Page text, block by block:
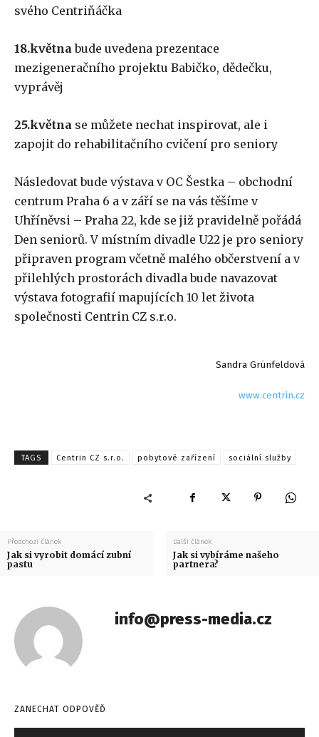
svého Centriňáčka
18.květnabude uvedena prezentace
mezigeneračního projektu Babičko, dědečku,
vyprávěj
25.května se můžete nechat inspirovat, ale i
zapojit do rehabilitačního cvičení pro seniory
Následovat bude výstava v OC Šestka – obchodní
centrum Praha 6 a v září se na vás těšíme v
Uhříněvsi – Praha 22, kde se již pravidelně pořádá
Den seniorů. V místním divadle U22 je pro seniory
připraven program včetně malého občerstvení a v
přilehlých prostorách divadla bude navazovat
výstava fotografií mapujících 10 let života
společnosti Centrin CZ s.r.o.
Sandra Grünfeldová
www.centrin.cz
TAGS Centrin CZ s.r.o. pobytové zařízení sociální služby
Předchozí článek
Jak si vyrobit domácí zubní
pastu
Další článek
Jak si vybíráme našeho
partnera?
info@press-media.cz
ZANECHAT ODPOVĚĎ